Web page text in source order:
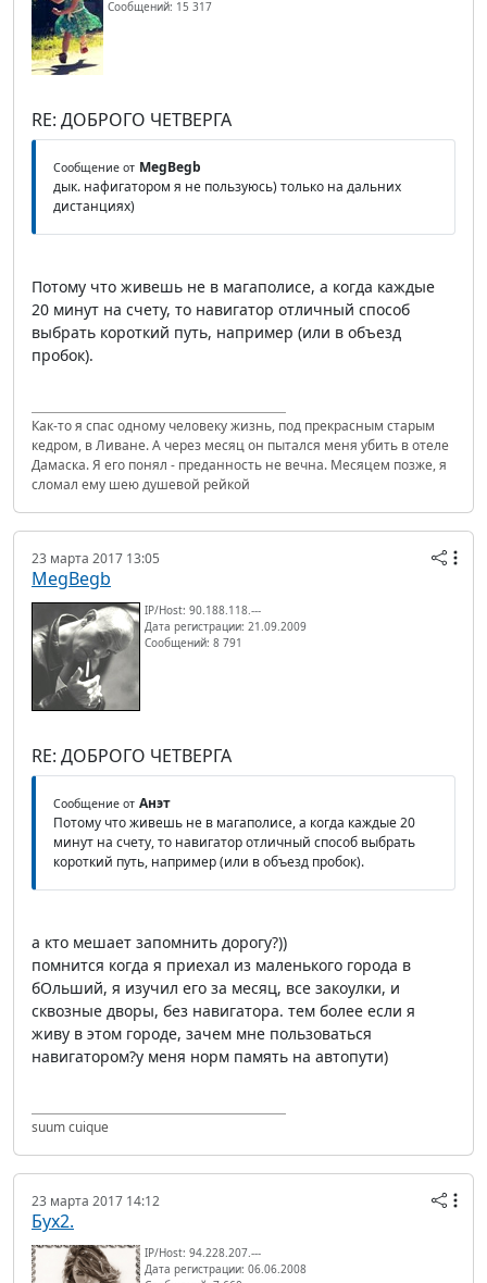
Сообщений: 15 317
RE: ДОБРОГО ЧЕТВЕРГА
Сообщение от MegBegb
дык. нафигатором я не пользуюсь) только на дальних
дистанциях)
Потому что живешь не в магаполисе, а когда каждые
20 минут на счету, то навигатор отличный способ
выбрать короткий путь, например (или в объезд
пробок).
Как-то я спас одному человеку жизнь, под прекрасным старым
кедром, в Ливане. А через месяц он пытался меня убить в отеле
Дамаска. Я его понял - преданность не вечна. Месяцем позже, я
сломал ему шею душевой рейкой
23 марта 2017 13:05
MegBegb
IP/Host: 90.188.118.---
Дата регистрации: 21.09.2009
Сообщений: 8 791
RE: ДОБРОГО ЧЕТВЕРГА
Сообщение от Анэт
Потому что живешь не в магаполисе, а когда каждые 20
минут на счету, то навигатор отличный способ выбрать
короткий путь, например (или в объезд пробок).
а кто мешает запомнить дорогу?))
помнится когда я приехал из маленького города в
бОльший, я изучил его за месяц, все закоулки, и
сквозные дворы, без навигатора. тем более если я
живу в этом городе, зачем мне пользоваться
навигатором?у меня норм память на автопути)
suum cuique
23 марта 2017 14:12
Бух2.
IP/Host: 94.228.207.---
Дата регистрации: 06.06.2008